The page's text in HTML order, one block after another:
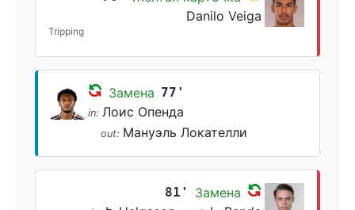
Danilo Veiga
Tripping
Замена 77'
in: Лоис Опенда
out: Мануэль Локателли
81' Замена